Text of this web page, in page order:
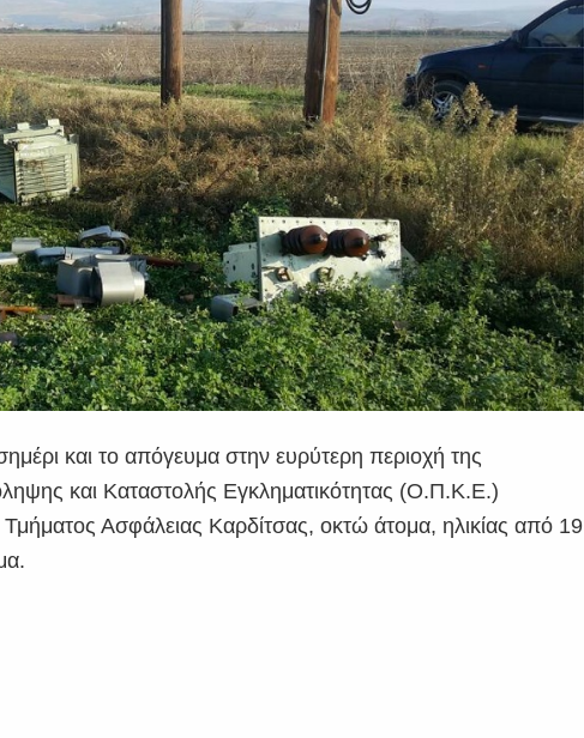
και το απόγευμα στην ευρύτερη περιοχή της
και Καταστολής Εγκληματικότητας (Ο.Π.Κ.Ε.)
Ασφάλειας Καρδίτσας, οκτώ άτομα, ηλικίας από 19